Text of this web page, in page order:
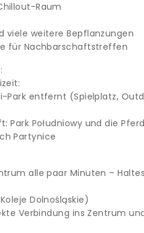
Raum
viele weitere Bepflanzungen
für Nachbarschaftstreffen
Park entfernt (Spielplatz,
Park Południowy und die
Partynice
alle paar Minuten –
Dolnośląskie)
Verbindung ins Zentrum